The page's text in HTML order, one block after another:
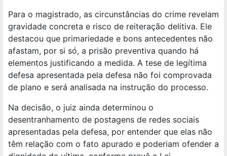
Para o magistrado, as circunstâncias do crime revelam
gravidade concreta e risco de reiteração delitiva. Ele
destacou que primariedade e bons antecedentes não
afastam, por si só, a prisão preventiva quando há
elementos justificando a medida. A tese de legítima
defesa apresentada pela defesa não foi comprovada
de plano e será analisada na instrução do processo.
Na decisão, o juiz ainda determinou o
desentranhamento de postagens de redes sociais
apresentadas pela defesa, por entender que elas não
têm relação com o fato apurado e poderiam ofender a